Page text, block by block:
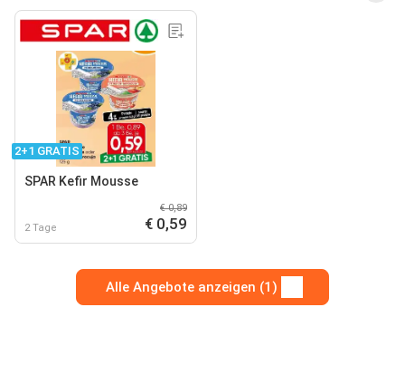
2+1 GRATIS
SPAR Kefir Mousse
2 Tage
€ 0,89
€ 0,59
Alle Angebote anzeigen (1)